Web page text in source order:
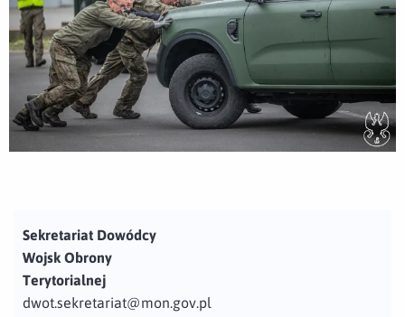
Sekretariat Dowódcy
Wojsk Obrony
Terytorialnej
dwot.sekretariat@mon.gov.pl